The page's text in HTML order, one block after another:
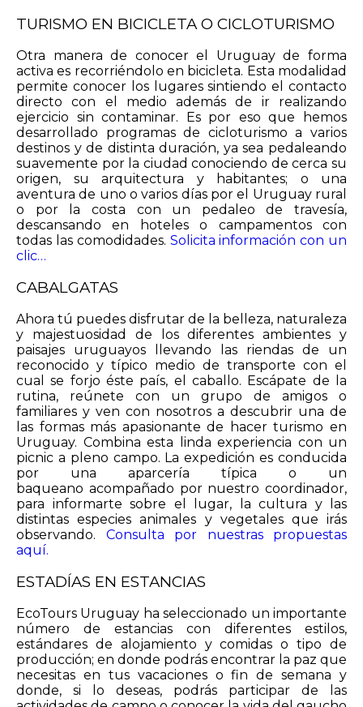
TURISMO EN BICICLETA O CICLOTURISMO
Otra manera de conocer el Uruguay de forma
activa es recorriéndolo en bicicleta. Esta modalidad
permite conocer los lugares sintiendo el contacto
directo con el medio además de ir realizando
ejercicio sin contaminar. Es por eso que hemos
desarrollado programas de cicloturismo a varios
destinos y de distinta duración, ya sea pedaleando
suavemente por la ciudad conociendo de cerca su
origen, su arquitectura y habitantes; o una
aventura de uno o varios días por el Uruguay rural
o por la costa con un pedaleo de travesía,
descansando en hoteles o campamentos con
todas las comodidades. Solicita información con un
clic…
CABALGATAS
Ahora tú puedes disfrutar de la belleza, naturaleza
y majestuosidad de los diferentes ambientes y
paisajes uruguayos llevando las riendas de un
reconocido y típico medio de transporte con el
cual se forjo éste país, el caballo. Escápate de la
rutina, reúnete con un grupo de amigos o
familiares y ven con nosotros a descubrir una de
las formas más apasionante de hacer turismo en
Uruguay. Combina esta linda experiencia con un
picnic a pleno campo. La expedición es conducida
por una aparcería típica o un
baqueano acompañado por nuestro coordinador,
para informarte sobre el lugar, la cultura y las
distintas especies animales y vegetales que irás
observando. Consulta por nuestras propuestas
aquí.
ESTADÍAS EN ESTANCIAS
EcoTours Uruguay ha seleccionado un importante
número de estancias con diferentes estilos,
estándares de alojamiento y comidas o tipo de
producción; en donde podrás encontrar la paz que
necesitas en tus vacaciones o fin de semana y
donde, si lo deseas, podrás participar de las